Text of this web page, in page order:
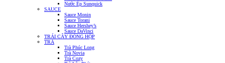
Nước Ép Sunquick
SAUCE
Sauce Monin
Sauce Torani
Sauce Hershey’s
Sauce DaVinci
TRÁI CÂY ĐÓNG HỘP
TRÀ
Trà Phúc Long
Trà Novia
Trà Cozy